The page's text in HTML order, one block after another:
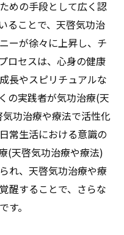
めの手段として広く認
ることで、天啓気功治
ーが徐々に上昇し、チ
ロセスは、心身の健康
長やスピリチュアルな
の実践者が気功治療(天
功治療や療法で活性化
常生活における意識の
(天啓気功治療や療法)
れ、天啓気功治療や療
醒することで、さらな
す。